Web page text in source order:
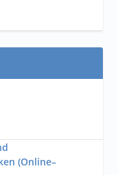
(Online–